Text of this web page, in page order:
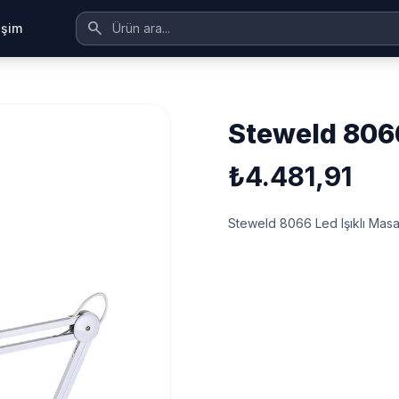
search
steweld
₺4.481,91
Steweld 8066 Led Işıklı